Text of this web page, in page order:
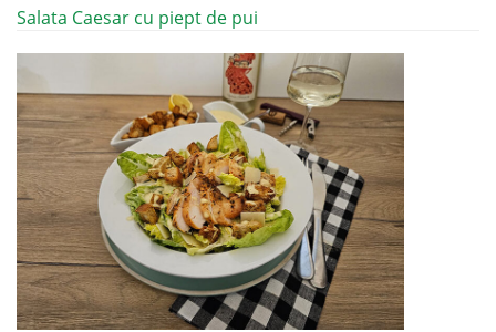
Salata Caesar cu piept de pui